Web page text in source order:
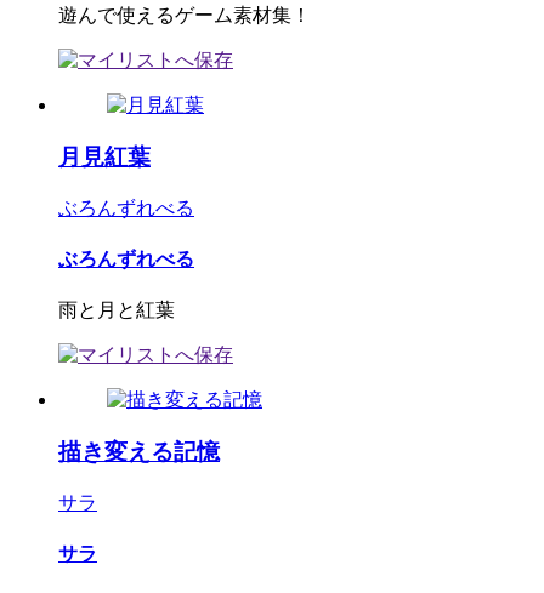
遊んで使えるゲーム素材集！
月見紅葉
ぶろんずれべる
ぶろんずれべる
雨と月と紅葉
描き変える記憶
サラ
サラ